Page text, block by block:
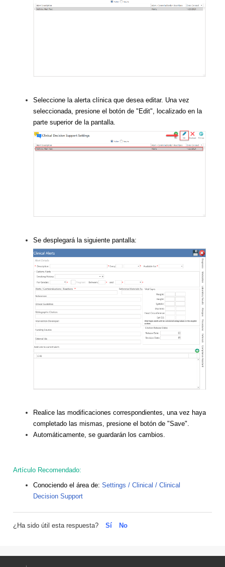
Seleccione la alerta clínica que desea editar. Una vez
seleccionada, presione el botón de "Edit", localizado en la
parte superior de la pantalla.
Se desplegará la siguiente pantalla:
Realice las modificaciones correspondientes, una vez haya
completado las mismas, presione el botón de "Save".
Automáticamente, se guardarán los cambios.
Artículo Recomendado:
Conociendo el área de: Settings / Clinical / Clinical
Decision Support
¿Ha sido útil esta respuesta? Sí No